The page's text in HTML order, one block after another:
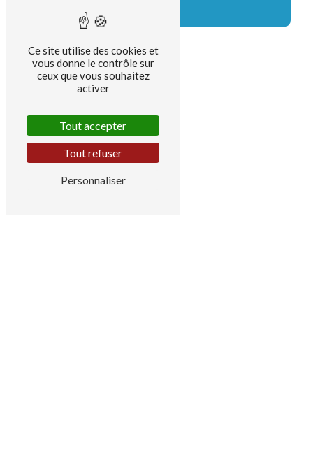
Ce site utilise des cookies et
vous donne le contrôle sur
ceux que vous souhaitez
activer
Tout accepter
Tout refuser
Personnaliser